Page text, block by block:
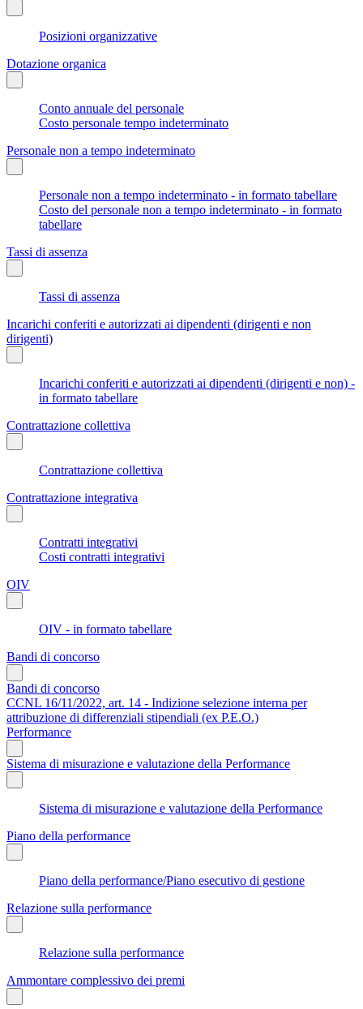
Posizioni organizzative
Dotazione organica
Conto annuale del personale
Costo personale tempo indeterminato
Personale non a tempo indeterminato
Personale non a tempo indeterminato - in formato tabellare
Costo del personale non a tempo indeterminato - in formato
tabellare
Tassi di assenza
Tassi di assenza
Incarichi conferiti e autorizzati ai dipendenti (dirigenti e non
dirigenti)
Incarichi conferiti e autorizzati ai dipendenti (dirigenti e non) -
in formato tabellare
Contrattazione collettiva
Contrattazione collettiva
Contrattazione integrativa
Contratti integrativi
Costi contratti integrativi
OIV
OIV - in formato tabellare
Bandi di concorso
Bandi di concorso
CCNL 16/11/2022, art. 14 - Indizione selezione interna per
attribuzione di differenziali stipendiali (ex P.E.O.)
Performance
Sistema di misurazione e valutazione della Performance
Sistema di misurazione e valutazione della Performance
Piano della performance
Piano della performance/Piano esecutivo di gestione
Relazione sulla performance
Relazione sulla performance
Ammontare complessivo dei premi